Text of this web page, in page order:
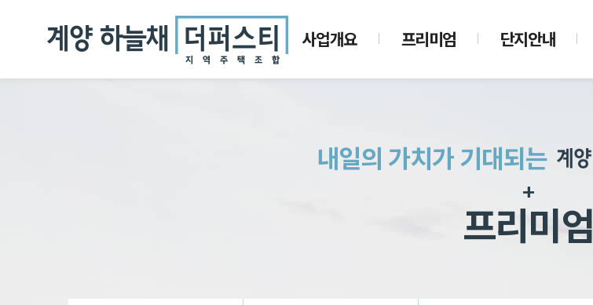
사업개요
모집공고
오시는 길
프리미엄
입지환경
스마트시스템
단지안내
커뮤니티
단지배치도
내일의 가치가 기대되는
프리미엄